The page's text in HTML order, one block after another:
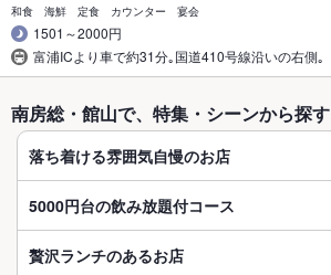
和食 海鮮 定食 カウンター 宴会
1501～2000円
富浦ICより車で約31分｡国道410号線沿いの右側｡
南房総・館山で、特集・シーンから探す
落ち着ける雰囲気自慢のお店
5000円台の飲み放題付コース
贅沢ランチのあるお店